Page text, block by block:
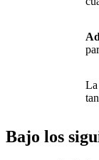
La
Bajo los